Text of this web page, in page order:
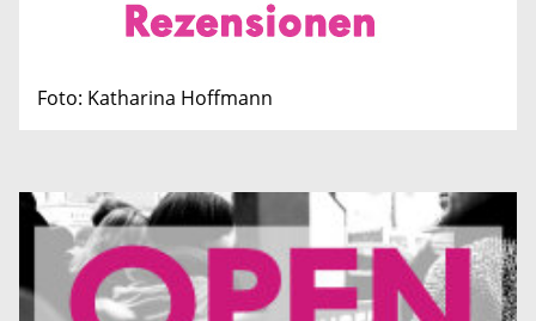
Foto: Katharina Hoffmann